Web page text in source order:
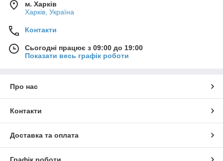
м. Харків
Харків, Україна
Контакти
Сьогодні працює з 09:00 до 19:00
Показати весь графік роботи
Про нас
Контакти
Доставка та оплата